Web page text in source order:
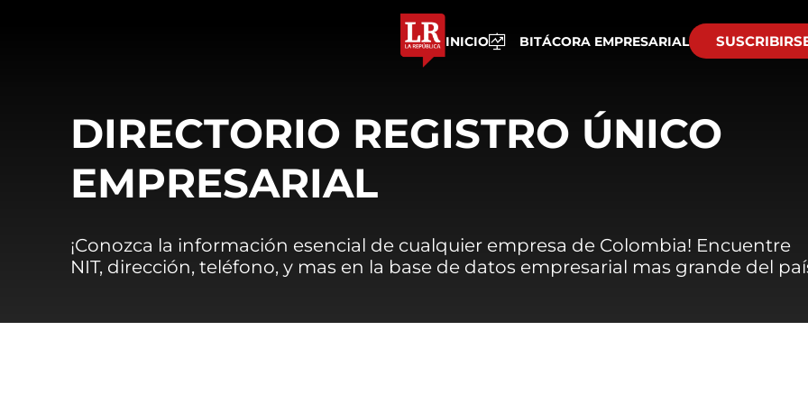
INICIO BITÁCORA EMPRESARIAL
DIRECTORIO REGISTRO ÚNICO
EMPRESARIAL
¡Conozca la información esencial de cualquier empresa de Colombia! Encuentre
NIT, dirección, teléfono, y mas en la base de datos empresarial mas grande del